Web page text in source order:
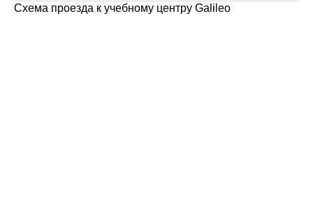
Схема проезда к учебному центру Galileo